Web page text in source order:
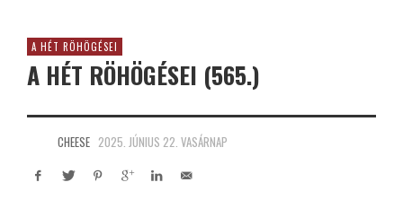
A HÉT RÖHÖGÉSEI
A HÉT RÖHÖGÉSEI (565.)
CHEESE 2025. JÚNIUS 22. VASÁRNAP